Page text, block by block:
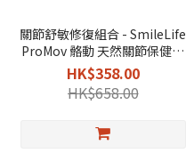
關節舒敏修復組合 - SmileLife
ProMov 骼動 天然關節保健品
30粒 + 卡倫 Procalun 全效萬用
膏 50g
HK$358.00
HK$658.00